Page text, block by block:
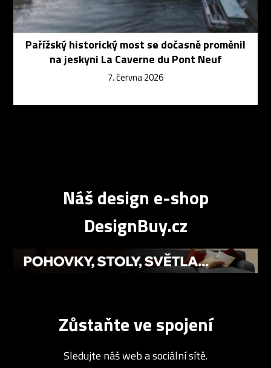
Pařížský historický most se dočasně proměnil
na jeskyni La Caverne du Pont Neuf
7. června 2026
Náš design e-shop
DesignBuy.cz
Zůstaňte ve spojení
Sledujte náš web a sociální sítě.